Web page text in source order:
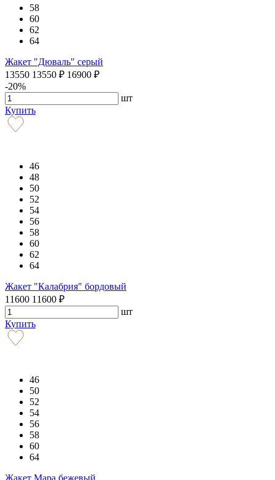
58
60
62
64
Жакет "Дюваль" серый
13550 13550 ₽ 16900 ₽
-20%
шт
Купить
46
48
50
52
54
56
58
60
62
64
Жакет "Калабрия" бордовый
11600 11600 ₽
шт
Купить
46
50
52
54
56
58
60
64
Жакет Мара бежевый